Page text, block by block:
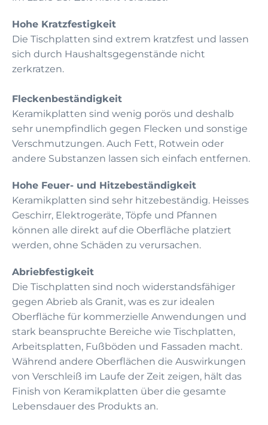
Hohe Kratzfestigkeit
Die Tischplatten sind extrem kratzfest und lassen
sich durch Haushaltsgegenstände nicht
zerkratzen.
Fleckenbeständigkeit
Keramikplatten sind wenig porös und deshalb
sehr unempfindlich gegen Flecken und sonstige
Verschmutzungen. Auch Fett, Rotwein oder
andere Substanzen lassen sich einfach entfernen.
Hohe Feuer- und Hitzebeständigkeit
Keramikplatten sind sehr hitzebeständig. Heisses
Geschirr, Elektrogeräte, Töpfe und Pfannen
können alle direkt auf die Oberfläche platziert
werden, ohne Schäden zu verursachen.
Abriebfestigkeit
Die Tischplatten sind noch widerstandsfähiger
gegen Abrieb als Granit, was es zur idealen
Oberfläche für kommerzielle Anwendungen und
stark beanspruchte Bereiche wie Tischplatten,
Arbeitsplatten, Fußböden und Fassaden macht.
Während andere Oberflächen die Auswirkungen
von Verschleiß im Laufe der Zeit zeigen, hält das
Finish von Keramikplatten über die gesamte
Lebensdauer des Produkts an.